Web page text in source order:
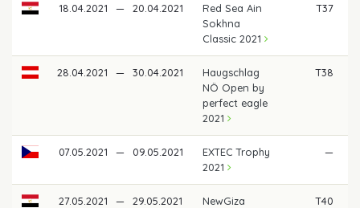
18.04.2021 — 20.04.2021
Red Sea Ain
Sokhna
Classic 2021
T37
28.04.2021 — 30.04.2021
Haugschlag
NÖ Open by
perfect eagle
2021
T38
07.05.2021 — 09.05.2021
EXTEC Trophy
2021
—
27.05.2021 — 29.05.2021
NewGiza
T40